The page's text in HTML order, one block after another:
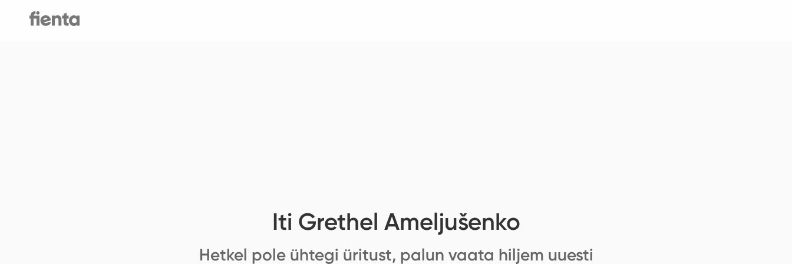
Iti Grethel Ameljušenko
Hetkel pole ühtegi üritust, palun vaata hiljem uuesti